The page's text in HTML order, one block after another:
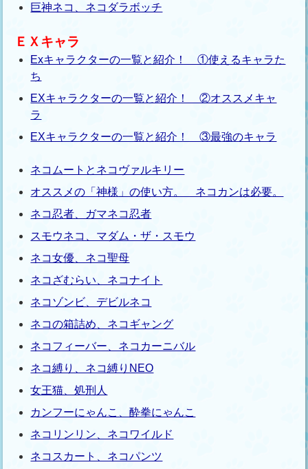
巨神ネコ、ネコダラボッチ
ＥＸキャラ
Exキャラクターの一覧と紹介！ ①使えるキャラた
ち
EXキャラクターの一覧と紹介！ ②オススメキャ
ラ
EXキャラクターの一覧と紹介！ ③最強のキャラ
ネコムートとネコヴァルキリー
オススメの「神様」の使い方。 ネコカンは必要。
ネコ忍者、ガマネコ忍者
スモウネコ、マダム・ザ・スモウ
ネコ女優、ネコ聖母
ネコざむらい、ネコナイト
ネコゾンビ、デビルネコ
ネコの箱詰め、ネコギャング
ネコフィーバー、ネコカーニバル
ネコ縛り、ネコ縛りNEO
女王猫、処刑人
カンフーにゃんこ、酔拳にゃんこ
ネコリンリン、ネコワイルド
ネコスカート、ネコパンツ